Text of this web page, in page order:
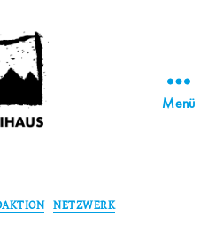
STATTBAU
HAMBURG
Menü
KategorienNETZWERK